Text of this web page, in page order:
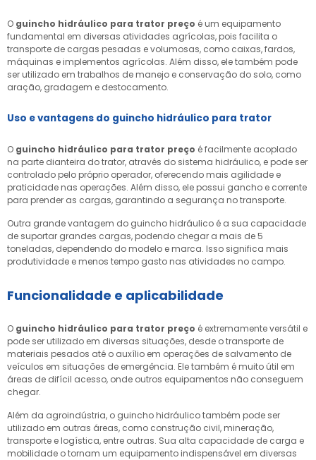
O guincho hidráulico para trator preço é um equipamento
fundamental em diversas atividades agrícolas, pois facilita o
transporte de cargas pesadas e volumosas, como caixas, fardos,
máquinas e implementos agrícolas. Além disso, ele também pode
ser utilizado em trabalhos de manejo e conservação do solo, como
aração, gradagem e destocamento.
Uso e vantagens do guincho hidráulico para trator
O guincho hidráulico para trator preço é facilmente acoplado
na parte dianteira do trator, através do sistema hidráulico, e pode ser
controlado pelo próprio operador, oferecendo mais agilidade e
praticidade nas operações. Além disso, ele possui gancho e corrente
para prender as cargas, garantindo a segurança no transporte.
Outra grande vantagem do guincho hidráulico é a sua capacidade
de suportar grandes cargas, podendo chegar a mais de 5
toneladas, dependendo do modelo e marca. Isso significa mais
produtividade e menos tempo gasto nas atividades no campo.
Funcionalidade e aplicabilidade
O guincho hidráulico para trator preço é extremamente versátil e
pode ser utilizado em diversas situações, desde o transporte de
materiais pesados até o auxílio em operações de salvamento de
veículos em situações de emergência. Ele também é muito útil em
áreas de difícil acesso, onde outros equipamentos não conseguem
chegar.
Além da agroindústria, o guincho hidráulico também pode ser
utilizado em outras áreas, como construção civil, mineração,
transporte e logística, entre outras. Sua alta capacidade de carga e
mobilidade o tornam um equipamento indispensável em diversas